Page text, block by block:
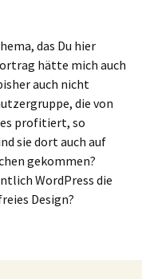
das Du hier
hätte mich auch
auch nicht
die von
profitiert, so
sie dort auch auf
gekommen?
WordPress die
Design?